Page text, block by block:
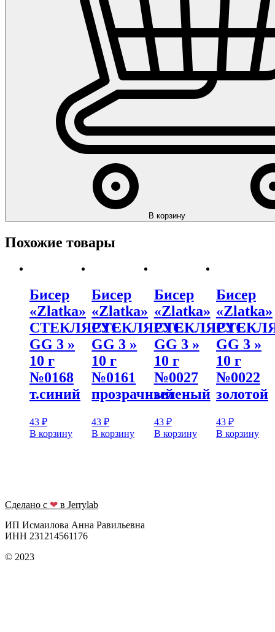
В корзину
Похожие товары
Бисер
«Zlatka»
СТЕКЛЯРУС
GG 3 »
10 г
№0168
т.синий
43 ₽
В корзину
Бисер
«Zlatka»
СТЕКЛЯРУС
GG 3 »
10 г
№0161
прозрачный
43₽
В корзину
Бисер
«Zlatka»
СТЕКЛЯРУС
GG 3 »
10 г
№0027
зеленый
43 ₽
В корзину
Бисер
«Zlatka»
GG 3 »
10 г
№0022
золотой
43 ₽
В корзину
Сделано с ❤ в Jerrylab
ИП Исмаилова Анна Равильевна
ИНН 231214561176
© 2023